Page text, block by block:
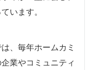
います。
、毎年ホームカミ
業やコミュニティ